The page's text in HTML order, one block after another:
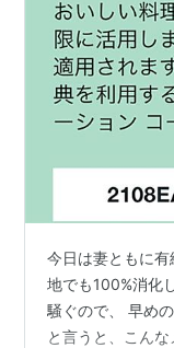
今日は妻ともに
地でも100%消化
騒ぐので、 早め
と言うと、こん